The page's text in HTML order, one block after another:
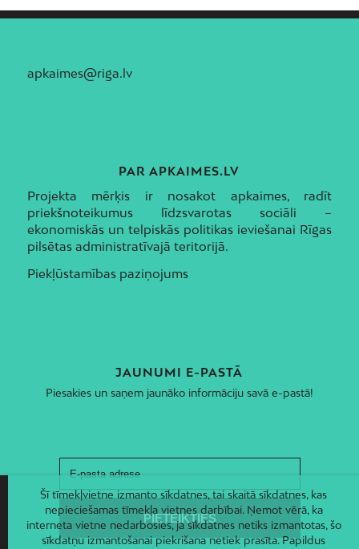
apkaimes@riga.lv
PAR APKAIMES.LV
Projekta mērķis ir nosakot apkaimes, radīt
priekšnoteikumus līdzsvarotas sociāli –
ekonomiskās un telpiskās politikas ieviešanai Rīgas
pilsētas administratīvajā teritorijā.
Piekļūstamības paziņojums
JAUNUMI E-PASTĀ
Piesakies un saņem jaunāko informāciju savā e-pastā!
Šī tīmekļvietne izmanto sīkdatnes, tai skaitā sīkdatnes, kas
nepieciešamas tīmekļa vietnes darbībai. Ņemot vērā, ka
interneta vietne nedarbosies, ja sīkdatnes netiks izmantotas, šo
sīkdatņu izmantošanai piekrišana netiek prasīta. Papildus